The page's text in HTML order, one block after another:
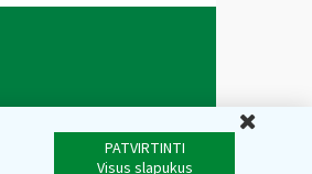
PATVIRTINTI
Visus slapukus